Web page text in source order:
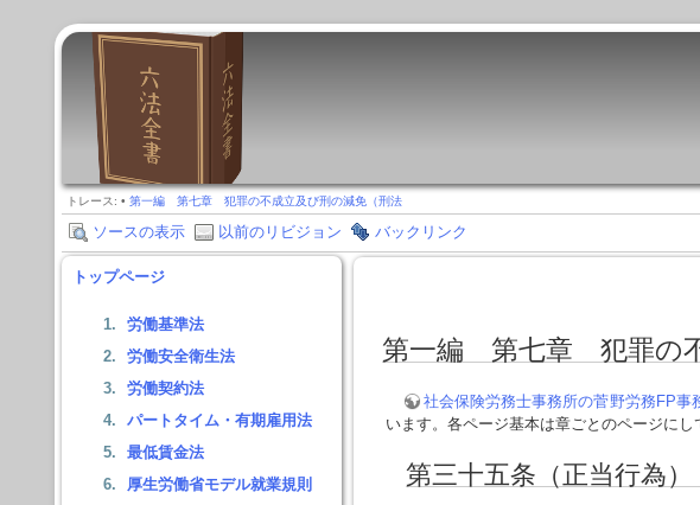
トレース: • 第一編 第七章 犯罪の不成立及び刑の減免（刑法
ソースの表示 以前のリビジョン バックリンク
トップページ
労働基準法
労働安全衛生法
労働契約法
パートタイム・有期雇用法
最低賃金法
厚生労働省モデル就業規則
第一編 第七章 犯罪の
社会保険労務士事務所の菅野労務FP事
います。各ページ基本は章ごとのページにし
第三十五条（正当行為）